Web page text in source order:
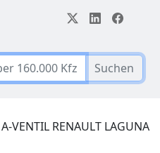
Suchen
A-VENTIL RENAULT LAGUNA